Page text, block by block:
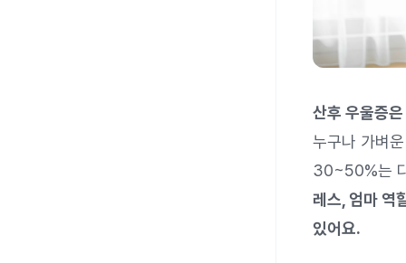
산후 우울증
누구나 가벼
30~50%는
레스, 엄마 역
있어요.